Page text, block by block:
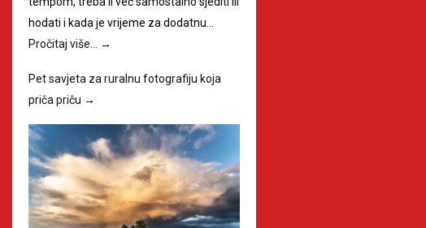
hodati i kada je vrijeme za dodatnu…
Pročitaj više… →
Pet savjeta za ruralnu fotografiju koja
priča priču →